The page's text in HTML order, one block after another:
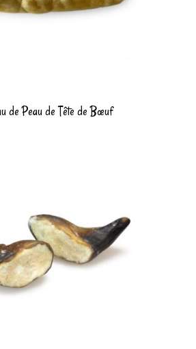
de Peau de Tête de Bœuf